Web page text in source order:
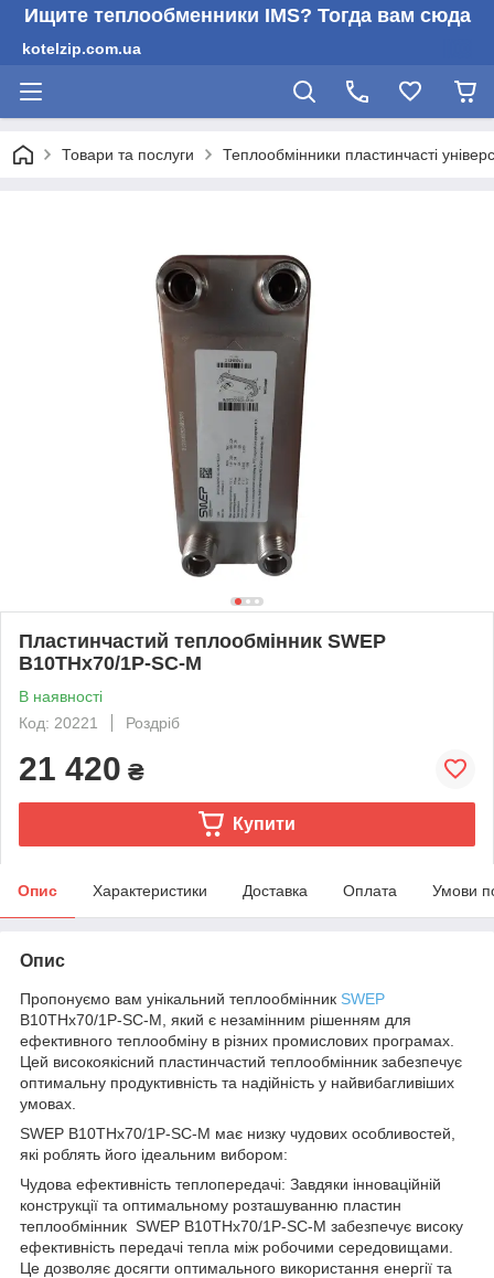
Ищите теплообменники IMS? Тогда вам сюда
kotelzip.com.ua
Товари та послуги Теплообмінники пластинчасті
Пластинчастий теплообмінник SWEP
B10THx70/1P-SC-M
В наявності
Код: 20221
Роздріб
21 420 ₴
Купити
Опис Характеристики Доставка Оплата Умови
Опис
Пропонуємо вам унікальний теплообмінник SWEP
B10THx70/1P-SC-M, який є незамінним рішенням для
ефективного теплообміну в різних промислових програмах.
Цей високоякісний пластинчастий теплообмінник забезпечує
оптимальну продуктивність та надійність у найвибагливіших
умовах.
SWEP B10THx70/1P-SC-M має низку чудових особливостей,
які роблять його ідеальним вибором:
Чудова ефективність теплопередачі: Завдяки інноваційній
конструкції та оптимальному розташуванню пластин
теплообмінник SWEP B10THx70/1P-SC-M забезпечує високу
ефективність передачі тепла між робочими середовищами.
Це дозволяє досягти оптимального використання енергії та